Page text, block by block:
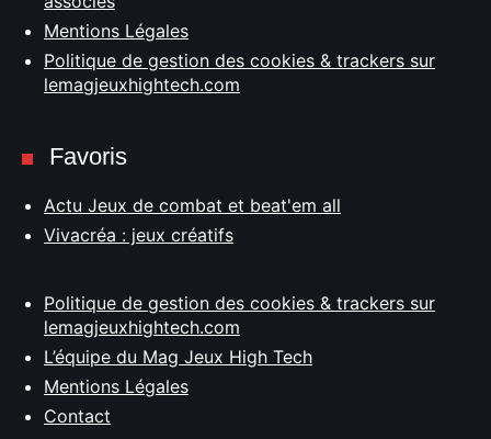
Mentions Légales
Politique de gestion des cookies & trackers sur
lemagjeuxhightech.com
Favoris
Actu Jeux de combat et beat'em all
Vivacréa : jeux créatifs
Politique de gestion des cookies & trackers sur
lemagjeuxhightech.com
L’équipe du Mag Jeux High Tech
Mentions Légales
Contact